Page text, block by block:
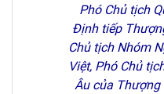
Phó Chủ tịch
Định tiếp
Chủ tịch Nhóm
Việt, Phó Chủ
Âu của Thượng